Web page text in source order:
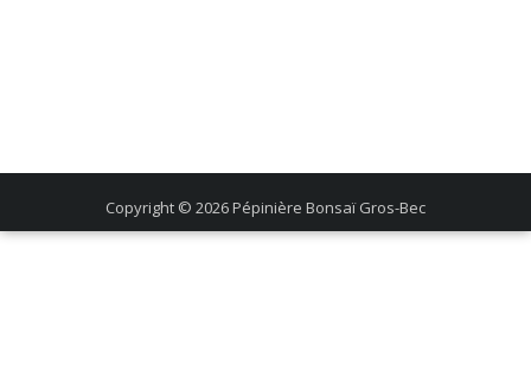
Copyright © 2026Pépinière Bonsaï Gros-Bec